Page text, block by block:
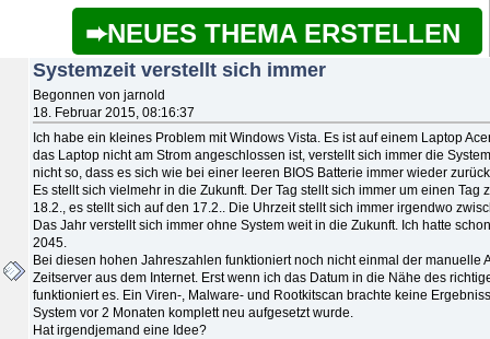
NEUES THEMA ERSTELLEN
Systemzeit verstellt sich immer
Begonnen von jarnold
18. Februar 2015, 08:16:37
Ich habe ein kleines Problem mit Windows Vista. Es ist auf einem Laptop
das Laptop nicht am Strom angeschlossen ist, verstellt sich immer die
nicht so, dass es sich wie bei einer leeren BIOS Batterie immer wieder
Es stellt sich vielmehr in die Zukunft. Der Tag stellt sich immer um einen Tag
18.2., es stellt sich auf den 17.2.. Die Uhrzeit stellt sich immer irgendwo
Das Jahr verstellt sich immer ohne System weit in die Zukunft. Ich hatte
2045.
Bei diesen hohen Jahreszahlen funktioniert noch nicht einmal der manuelle
Zeitserver aus dem Internet. Erst wenn ich das Datum in die Nähe des
funktioniert es. Ein Viren-, Malware- und Rootkitscan brachte keine
System vor 2 Monaten komplett neu aufgesetzt wurde.
Hat irgendjemand eine Idee?